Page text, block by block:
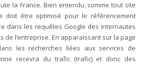
la France. Bien entendu, comme tout site
doit être optimisé pour le référencement
dans les requêtes Google des internautes
de l’entreprise. En apparaissant sur la page
les recherches liées aux services de
recevra du trafic (trafic) et donc des